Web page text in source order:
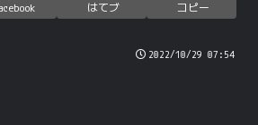
はてブ コピー
2022/10/29 07:54